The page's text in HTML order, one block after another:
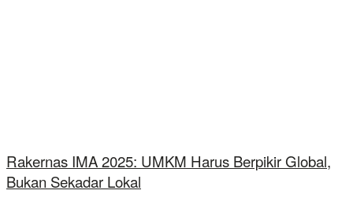
Rakernas IMA 2025: UMKM Harus Berpikir Global,
Bukan Sekadar Lokal